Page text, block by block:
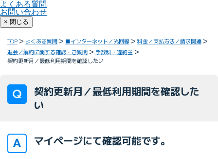
よくある質問
お問い合わせ
× 閉じる
TOP よくある質問 ■インターネット／光回線
料金／支払方法／請求関連
退会／解約に関する確認・ご質問
手数料・違約金
契約更新月／最低利用期間を確認したい
契約更新月／最低利用期間を確認した
い
マイページにて確認可能です。